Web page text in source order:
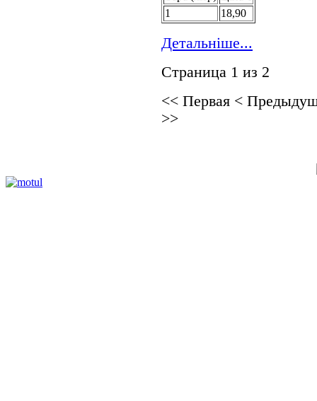
1
18,90
Детальнiше...
Страница 1 из 2
<< Первая <
>>